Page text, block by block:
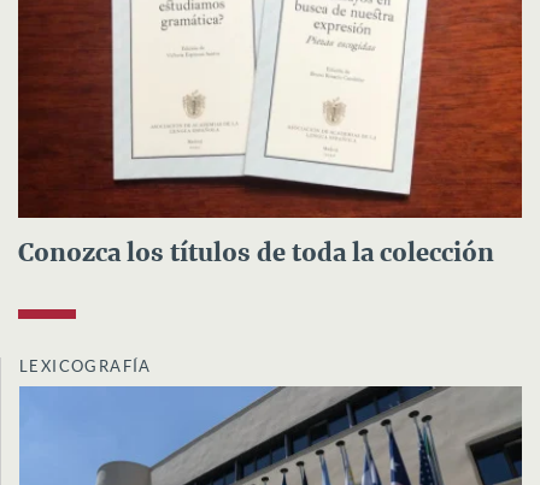
Conozca los títulos de toda la colección
LEXICOGRAFÍA